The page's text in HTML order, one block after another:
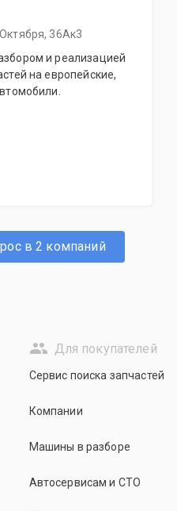
36Ак3
и реализацией
на европейские,
в 2 компаний
Для покупателей
Сервис поиска запчастей
Компании
Машины в разборе
Автосервисам и СТО